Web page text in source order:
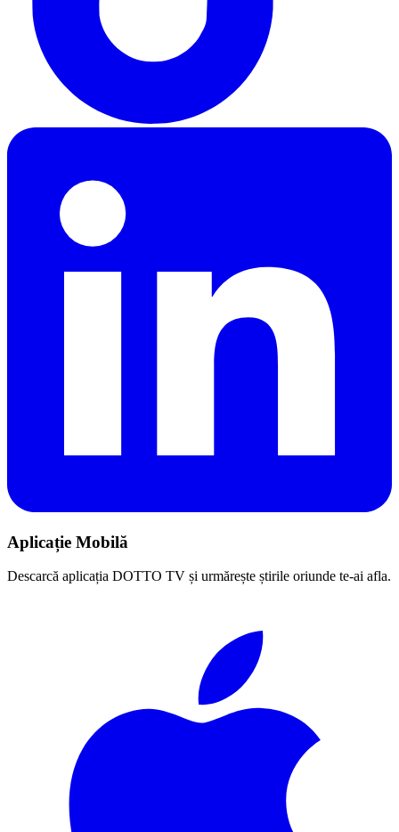
Aplicație Mobilă
Descarcă aplicația DOTTO TV și urmărește știrile oriunde te-ai afla.